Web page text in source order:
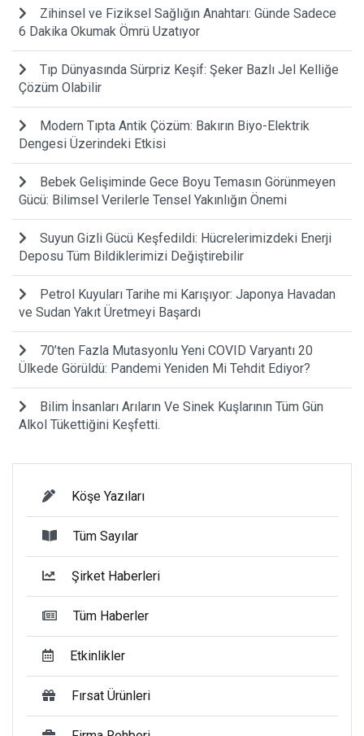
Zihinsel ve Fiziksel Sağlığın Anahtarı: Günde Sadece
6 Dakika Okumak Ömrü Uzatıyor
Tıp Dünyasında Sürpriz Keşif: Şeker Bazlı Jel Kelliğe
Çözüm Olabilir
Modern Tıpta Antik Çözüm: Bakırın Biyo-Elektrik
Dengesi Üzerindeki Etkisi
Bebek Gelişiminde Gece Boyu Temasın Görünmeyen
Gücü: Bilimsel Verilerle Tensel Yakınlığın Önemi
Suyun Gizli Gücü Keşfedildi: Hücrelerimizdeki Enerji
Deposu Tüm Bildiklerimizi Değiştirebilir
Petrol Kuyuları Tarihe mi Karışıyor: Japonya Havadan
ve Sudan Yakıt Üretmeyi Başardı
70’ten Fazla Mutasyonlu Yeni COVID Varyantı 20
Ülkede Görüldü: Pandemi Yeniden Mi Tehdit Ediyor?
Bilim İnsanları Arıların Ve Sinek Kuşlarının Tüm Gün
Alkol Tükettiğini Keşfetti.
Köşe Yazıları
Tüm Sayılar
Şirket Haberleri
Tüm Haberler
Etkinlikler
Fırsat Ürünleri